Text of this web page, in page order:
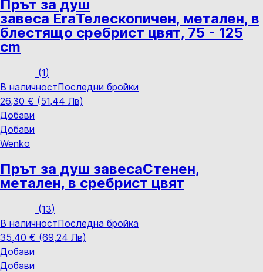
Прът за душ
завеса EraТелескопичен, метален, в
блестящо сребрист цвят, 75 - 125
cm
(1)
В наличностПоследни бройки
26,30 € (51,44 Лв)
Добави
Добави
Wenko
Прът за душ завесаСтенен,
метален, в сребрист цвят
(13)
В наличностПоследна бройка
35,40 € (69,24 Лв)
Добави
Добави